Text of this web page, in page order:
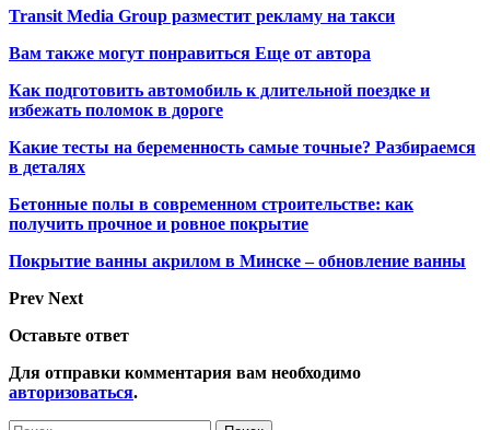
Transit Media Group разместит рекламу на такси
Вам также могут понравиться Еще от автора
Как подготовить автомобиль к длительной поездке и
избежать поломок в дороге
Какие тесты на беременность самые точные? Разбираемся
в деталях
Бетонные полы в современном строительстве: как
получить прочное и ровное покрытие
Покрытие ванны акрилом в Минске – обновление ванны
Prev Next
Оставьте ответ
Для отправки комментария вам необходимо
авторизоваться.